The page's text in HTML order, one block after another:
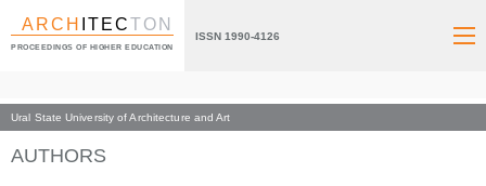
ARCH ITECTON
PROCEEDINGS OF HIGHER EDUCATION
ISSN 1990-4126
Ural State University of Architecture and Art
Index page
AUTHORS